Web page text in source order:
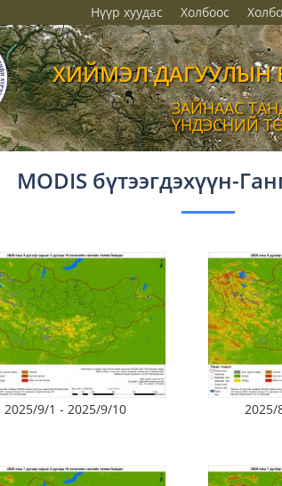
Нүүр хуудас Холбоос
ХИЙМЭЛ ДАГУУЛЫН
ЗАЙНААС
ҮНДЭСНИЙ
MODIS бүтээгдэхүүн-
2025/9/1 - 2025/9/10 2025/